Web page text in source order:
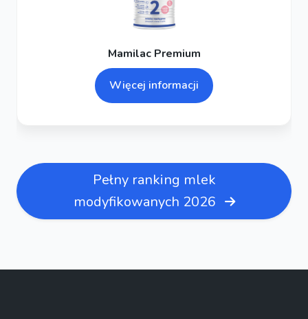
Mamilac Premium
Więcej informacji
Pełny ranking mlek
modyfikowanych 2026